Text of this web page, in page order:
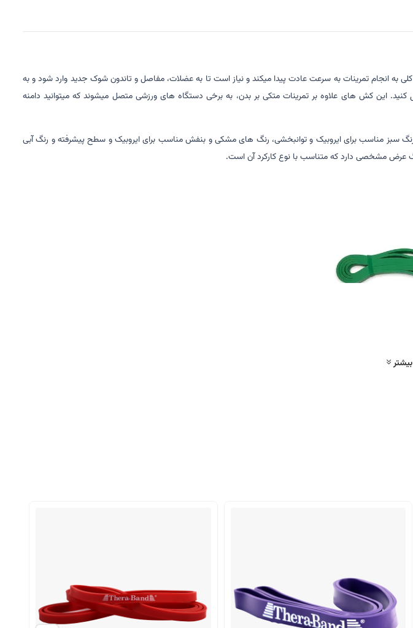
به انجام تمرینات به سرعت عادت پیدا میکند و نیاز است تا به عضلات، مفاصل و تاندون شوک جدید وارد شود و به
کنید. این کش های علاوه بر تمرینات متکی بر بدن، به برخی دستگاه های ورزشی متصل میشوند که میتوانید دامنه
رنگ سبز مناسب برای ایروبیک و توانبخشی، رنگ های مشکی و بنفش مناسب برای ایروبیک و سطح پیشرفته و رنگ آبی
عرض مشخصی دارد که متناسب با نوع کارکرد آن است.